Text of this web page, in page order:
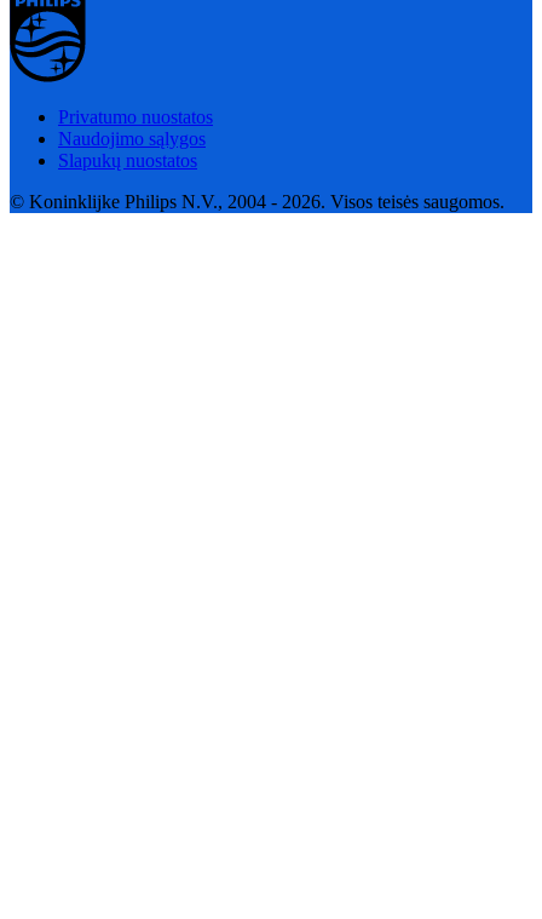
Privatumo nuostatos
Naudojimo sąlygos
Slapukų nuostatos
© Koninklijke Philips N.V., 2004 - 2026. Visos teisės saugomos.